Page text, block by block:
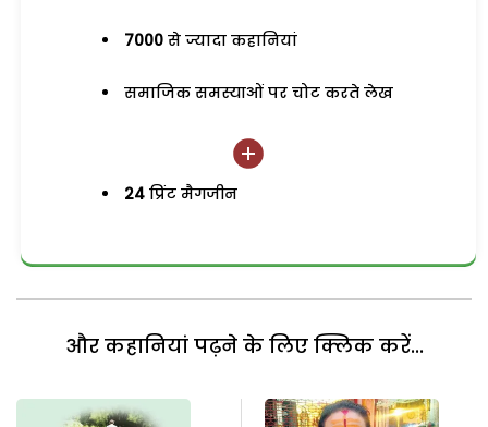
7000 से ज्यादा कहानियां
समाजिक समस्याओं पर चोट करते लेख
24 प्रिंट मैगजीन
और कहानियां पढ़ने के लिए क्लिक करें...